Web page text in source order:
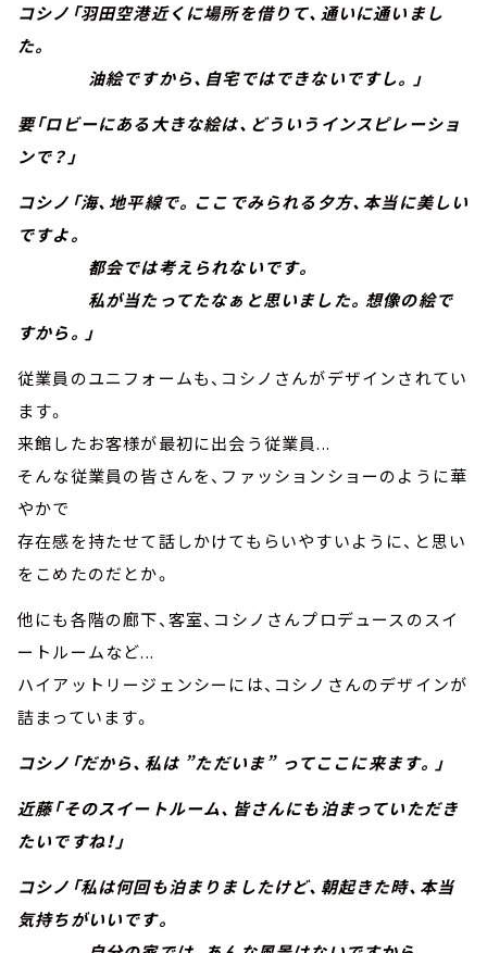
コシノ「羽田空港近くに場所を借りて、通いに通いまし
た。
油絵ですから、自宅ではできないですし。」
要「ロビーにある大きな絵は、どういうインスピレーショ
ンで？」
コシノ「海、地平線で。ここでみられる夕方、本当に美しい
ですよ。
都会では考えられないです。
私が当たってたなぁと思いました。想像の絵で
すから。」
従業員のユニフォームも、コシノさんがデザインされてい
ます。
来館したお客様が最初に出会う従業員...
そんな従業員の皆さんを、ファッションショーのように華
やかで
存在感を持たせて話しかけてもらいやすいように、と思い
をこめたのだとか。
他にも各階の廊下、客室、コシノさんプロデュースのスイ
ートルームなど...
ハイアットリージェンシーには、コシノさんのデザインが
詰まっています。
コシノ「だから、私は ”ただいま” ってここに来ます。」
近藤「そのスイートルーム、皆さんにも泊まっていただき
たいですね！」
コシノ「私は何回も泊まりましたけど、朝起きた時、本当
気持ちがいいです。